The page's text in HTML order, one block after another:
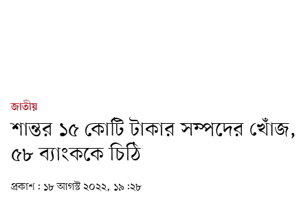
জাতীয়
শান্তর ১৫ কোটি টাকার সম্পদের খোঁজ,
৫৮ ব্যাংককে চিঠি
প্রকাশ: ১৮ আগস্ট ২০২২, ১৯:২৮